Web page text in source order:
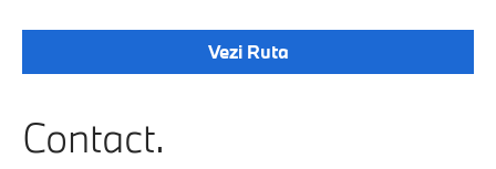
Vezi Ruta
Contact.